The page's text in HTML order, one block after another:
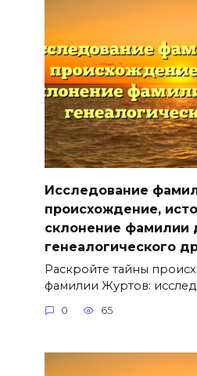
Исследование
происхождение,
склонение фамилии
генеалогического
Раскройте тайны
фамилии Журтов:
0 65